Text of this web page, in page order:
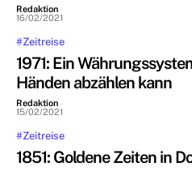
Redaktion -
16/02/2021
#Zeitreise
1971: Ein
Händen abzählen kann
Redaktion -
15/02/2021
#Zeitreise
1851: Goldene Zeiten in